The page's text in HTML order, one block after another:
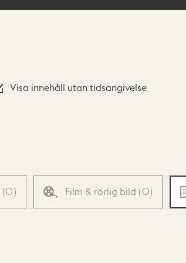
Visa innehåll utan tidsangivelse
(0) Film & rörlig bild (0)